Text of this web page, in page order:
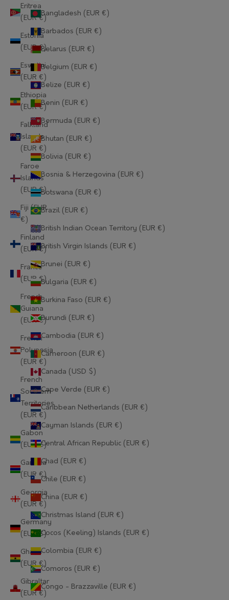
Eritrea
(EUR €)
Estonia
(EUR €)
Eswatini
(EUR €)
Ethiopia
(EUR €)
Falkland
Islands
(EUR €)
Faroe
Islands
(EUR €)
Fiji (EUR
€)
Finland
(EUR €)
France
(EUR €)
French
Guiana
(EUR €)
French
Polynesia
(EUR €)
French
Southern
Territories
(EUR €)
Gabon
(EUR €)
Gambia
(EUR €)
Georgia
(EUR €)
Germany
(EUR €)
Ghana
(EUR €)
Gibraltar
(EUR €)
Bangladesh (EUR €)
Barbados (EUR €)
Belarus (EUR €)
Belgium (EUR €)
Belize (EUR €)
Benin (EUR €)
Bermuda (EUR €)
Bhutan (EUR €)
Bolivia (EUR €)
Bosnia & Herzegovina (EUR €)
Botswana (EUR €)
Brazil (EUR €)
British Indian Ocean Territory (EUR €)
British Virgin Islands (EUR €)
Brunei (EUR €)
Bulgaria (EUR €)
Burkina Faso (EUR €)
Burundi (EUR €)
Cambodia (EUR €)
Cameroon (EUR €)
Canada (USD $)
Cape Verde (EUR €)
Caribbean Netherlands (EUR €)
Cayman Islands (EUR €)
Central African Republic (EUR €)
Chad (EUR €)
Chile (EUR €)
China (EUR €)
Christmas Island (EUR €)
Cocos (Keeling) Islands (EUR €)
Colombia (EUR €)
Comoros (EUR €)
Congo - Brazzaville (EUR €)